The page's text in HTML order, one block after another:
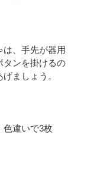
は、手先が器用
タンを掛けるの
ましょう。
色違いで3枚